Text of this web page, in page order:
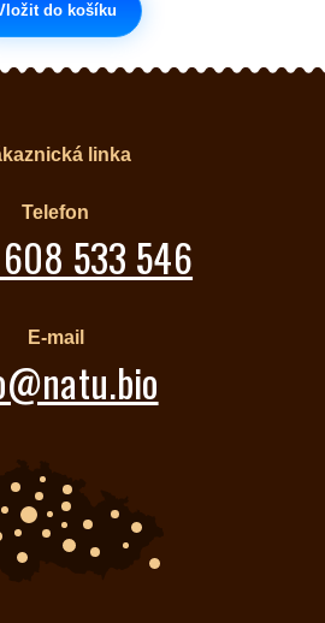
do košíku
linka
Telefon
533 546
E-mail